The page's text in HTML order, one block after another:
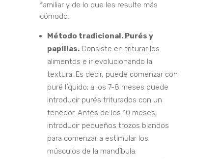
familiar y de lo que les resulte más
cómodo.
Método tradicional. Purés y
papillas.Consiste en triturar los
alimentos e ir evolucionando la
textura. Es decir, puede comenzar con
puré líquido; a los 7-8 meses puede
introducir purés triturados con un
tenedor. Antes de los 10 meses,
introducir pequeños trozos blandos
para comenzar a estimular los
músculos de la mandíbula.